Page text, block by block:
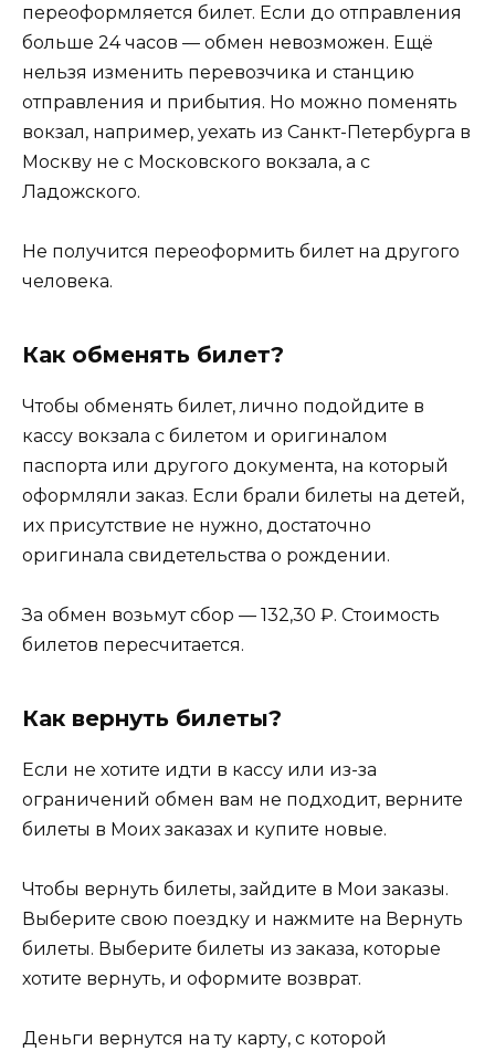
переоформляется билет. Если до отправления
больше 24 часов — обмен невозможен. Ещё
нельзя изменить перевозчика и станцию
отправления и прибытия. Но можно поменять
вокзал, например, уехать из Санкт-Петербурга в
Москву не с Московского вокзала, а с
Ладожского.
Не получится переоформить билет на другого
человека.
Как обменять билет?
Чтобы обменять билет, лично подойдите в
кассу вокзала с билетом и оригиналом
паспорта или другого документа, на который
оформляли заказ. Если брали билеты на детей,
их присутствие не нужно, достаточно
оригинала свидетельства о рождении.
За обмен возьмут сбор — 132,30 ₽. Стоимость
билетов пересчитается.
Как вернуть билеты?
Если не хотите идти в кассу или из-за
ограничений обмен вам не подходит, верните
билеты в Моих заказах и купите новые.
Чтобы вернуть билеты, зайдите в Мои заказы.
Выберите свою поездку и нажмите на Вернуть
билеты. Выберите билеты из заказа, которые
хотите вернуть, и оформите возврат.
Деньги вернутся на ту карту, с которой